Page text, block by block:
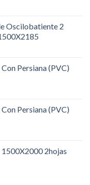
Oscilobatiente 2
Persiana (PVC)
Persiana (PVC)
2hojas